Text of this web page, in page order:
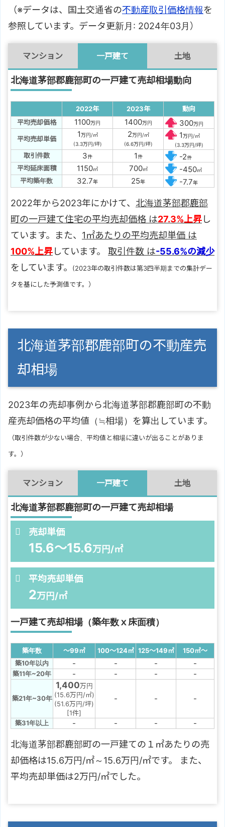
（※データは、国土交通省の不動産取引価格情報を
参照しています。データ更新月: 2024年03月）
マンション 一戸建て 土地
北海道茅部郡鹿部町の一戸建て売却相場動向
2022年 2023年
動向
平均売却価格
1100万円 1400万円 300万円
平均売却単価 1万円/㎡
(3.3万円/坪)
2万円/㎡
(6.6万円/坪)
1万円/㎡
(3.3万円/坪)
取引件数 3件 1件 -2件
平均延床面積 1150㎡ 700㎡ -450㎡
平均築年数 32.7年 25年 -7.7年
2022年から2023年にかけて、 北海道茅部郡鹿部
町の一戸建て住宅の平均売却価格 は27.3%上昇し
ています。また、 1㎡あたりの平均売却単価 は
100%上昇しています。 取引件数 は-55.6%の減少
をしています。
(2023年の取引件数は第3四半期までの集計デー
タを基にした予測値です。）
北海道茅部郡鹿部町の不動産売
却相場
2023年の売却事例から北海道茅部郡鹿部町の不動
産売却価格の平均値（≒相場）を算出しています。
（取引件数が少ない場合、平均値と相場に違いが出ることがありま
す。）
マンション 一戸建て 土地
北海道茅部郡鹿部町の一戸建て売却相場
売却単価
15.6～15.6万円/㎡
平均売却単価
2万円/㎡
一戸建て売却相場（築年数ｘ床面積）
築年数 ～99㎡ 100～124㎡ 125～149㎡ 150㎡～
築10年以内
- - - -
築11年~20年 - - - -
築21年~30年
1,400万円
(15.6万円/㎡)
(51.6万円/坪)
[1件]
- - -
築31年以上 - - - -
北海道茅部郡鹿部町の一戸建ての１㎡あたりの売
却価格は15.6万円/㎡～15.6万円/㎡です。 また、
平均売却単価は2万円/㎡でした。